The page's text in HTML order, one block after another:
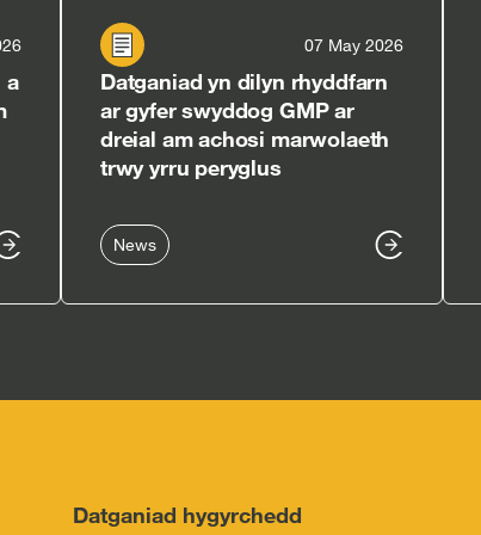
a
07 May 2026
Datganiad yn dilyn rhyddfarn
ar gyfer swyddog GMP ar
dreial am achosi marwolaeth
trwy yrru peryglus
News
Datganiad hygyrchedd